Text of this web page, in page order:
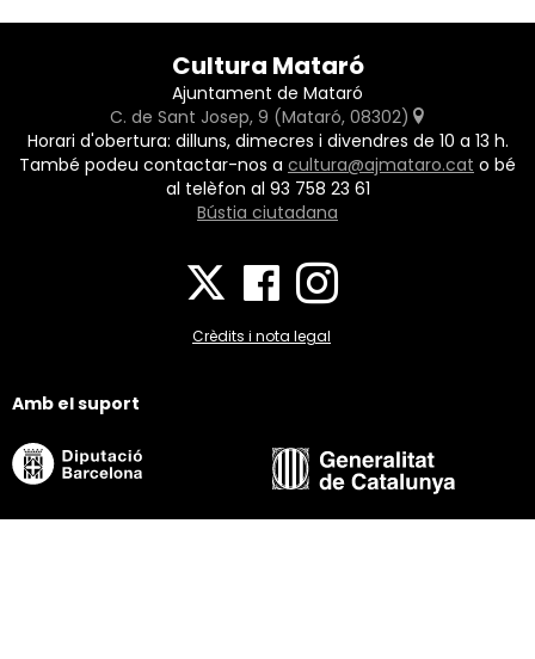
Cultura Mataró
Ajuntament de Mataró
C. de Sant Josep, 9 (Mataró, 08302)
Horari d'obertura: dilluns, dimecres i divendres de 10 a 13 h.
També podeu contactar-nos a cultura@ajmataro.cat o bé
al telèfon al 93 758 23 61
Bústia ciutadana
Crèdits i nota legal
Amb el suport